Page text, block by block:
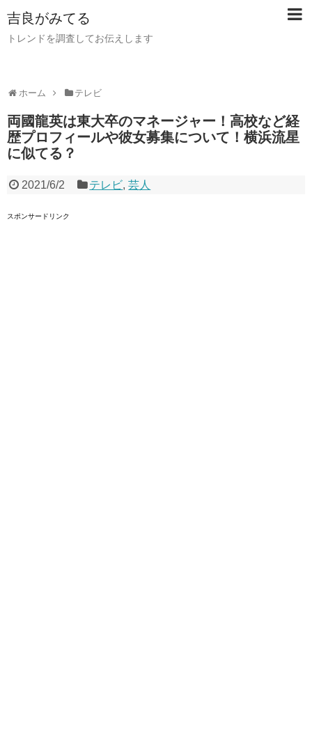
吉良がみてる
トレンドを調査してお伝えします
ホーム テレビ
両國龍英は東大卒のマネージャー！高校など経
歴プロフィールや彼女募集について！横浜流星
に似てる？
2021/6/2 テレビ,芸人
スポンサードリンク